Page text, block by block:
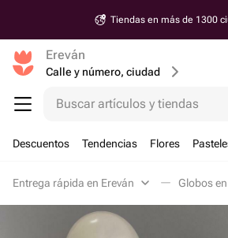
Tiendas en más de 1300
Ereván
Calle y número, ciudad
Buscar artículos y tiendas
Descuentos Tendencias Flores
Entrega rápida en Ereván Globos